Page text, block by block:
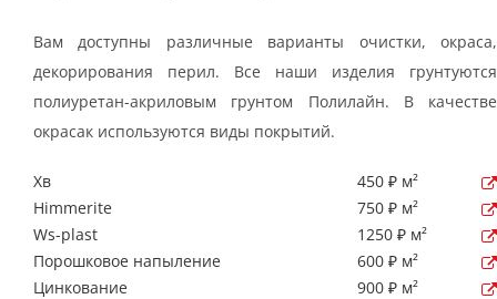
Вам доступны различные варианты очистки, окраса,
декорирования перил. Все наши изделия грунтуются
полиуретан-акриловым грунтом Полилайн. В качестве
окрасак используются виды покрытий.
Хв
450 ₽ м²
Himmerite
750 ₽ м²
Ws-plast
1250 ₽ м²
Порошковое напыление
600 ₽ м²
Цинкование
900 ₽ м²